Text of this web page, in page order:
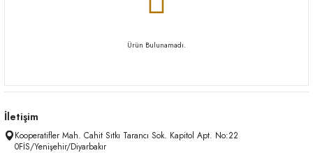
Ürün Bulunamadı.
İletişim
Kooperatifler Mah. Cahit Sıtkı Tarancı Sok. Kapitol Apt. No:22
0FİS/Yenişehir/Diyarbakır